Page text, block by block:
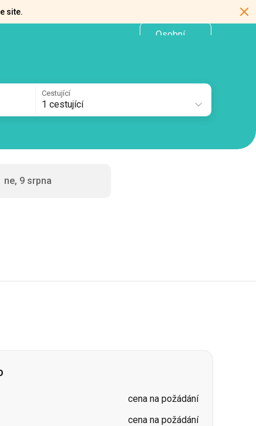
site.
Osobní
Cestující
1 cestující
ne, 9 srpna
cena na požádání
cena na požádání